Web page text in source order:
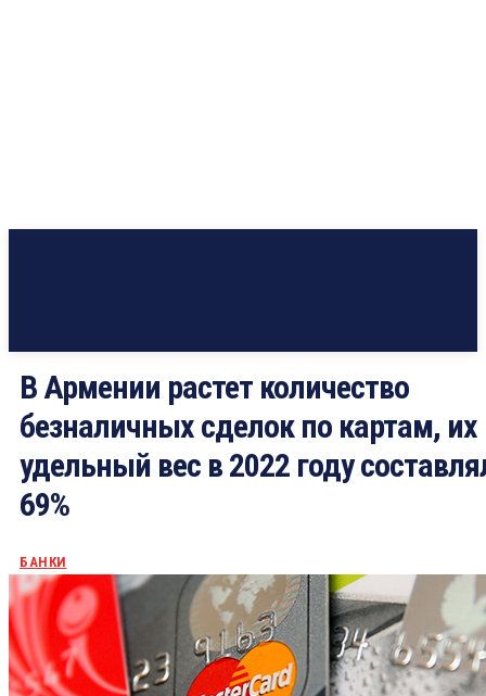
В Армении растет количество
безналичных сделок по картам, их
удельный вес в 2022 году
69%
БАНКИ